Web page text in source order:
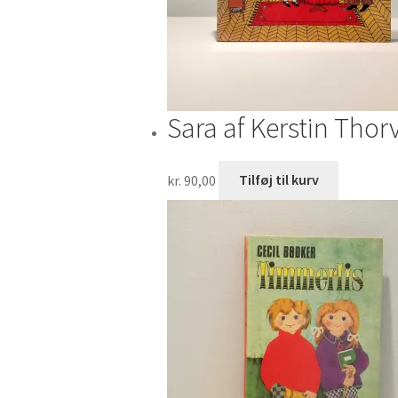
Sara af Kerstin
kr. 90,00 Tilføj til kurv